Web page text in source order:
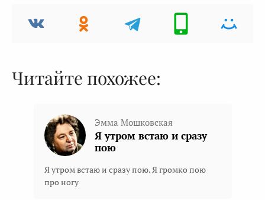
Читайте похожее:
Эмма Мошковская
Я утром встаю и сразу
пою
Я утром встаю и сразу пою. Я громко пою
про ногу